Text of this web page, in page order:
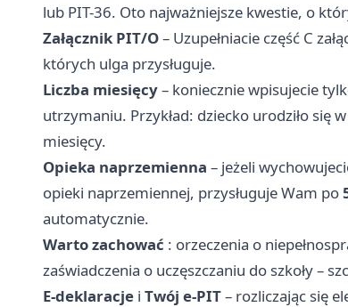
lub PIT-36. Oto najważniejsze kwestie, o
Załącznik PIT/O– Uzupełniacie część C
których ulga przysługuje.
Liczba miesięcy– koniecznie wpisujecie
utrzymaniu. Przykład: dziecko urodziło się
miesięcy.
Opieka naprzemienna – jeżeli
opieki naprzemiennej, przysługuje Wam po
automatycznie.
Warto zachować : orzeczenia o
zaświadczenia o uczęszczaniu do szkoły –
E-deklaracje i Twój e-PIT– rozliczając się